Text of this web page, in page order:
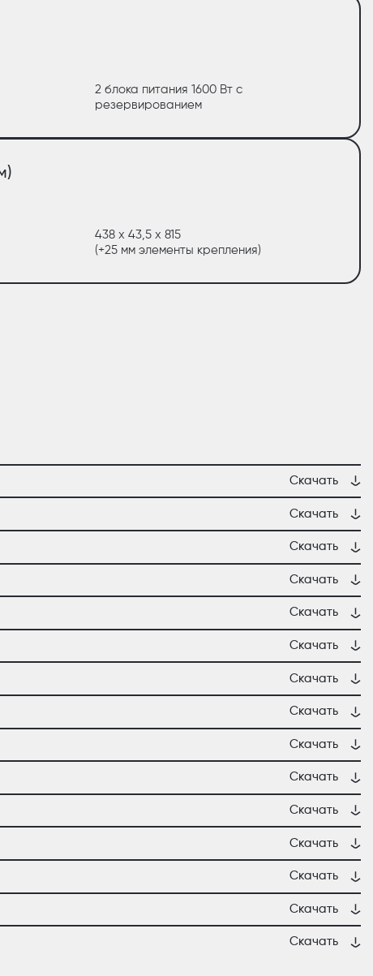
2 блока питания 1600 Вт с
резервированием
438 х 43,5 х 815
(+25 мм элементы крепления)
Скачать
Скачать
Скачать
Скачать
Скачать
Скачать
Скачать
Скачать
Скачать
Скачать
Скачать
Скачать
Скачать
Скачать
Скачать